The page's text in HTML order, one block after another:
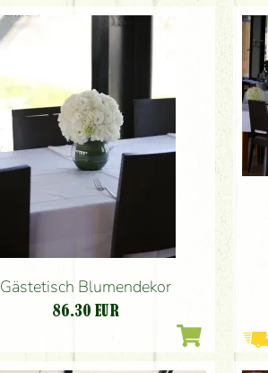
Gästetisch Blumendekor
86.30 EUR